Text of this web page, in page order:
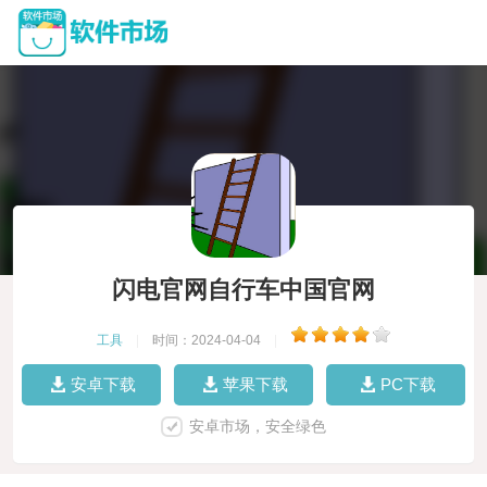
闪电官网自行车中国官网
工具 时间：2024-04-04
安卓下载 苹果下载 PC下载
安卓市场，安全绿色